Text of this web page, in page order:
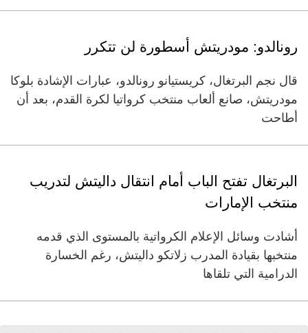
رونالدو: مودريتش أسطورة لن تتكرر
قال نجم البرتغال، كريستيانو رونالدو، عبارات الإشادة بلوكا
مودريتش، صانع ألعاب منتخب كرواتيا لكرة القدم، بعد أن
أطاحت
البرتغال تفتح الباب أمام انتقال داليتش لتدريب
منتخب الإمارات
أشادت وسائل الإعلام الكرواتية بالمستوى الذي قدمه
منتخبها بقيادة المدرب زلاتكو داليتش، رغم الخسارة
الدرامية التي تلقاها